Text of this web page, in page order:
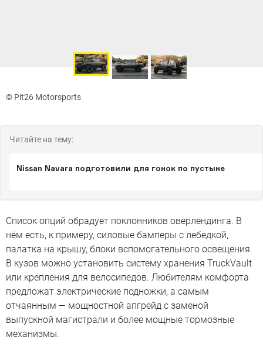
© Pit26 Motorsports
Читайте на тему:
Nissan Navara подготовили для гонок по пустыне
Список опций обрадует поклонников оверлендинга. В
нём есть, к примеру, силовые бамперы с лебедкой,
палатка на крышу, блоки вспомогательного освещения.
В кузов можно установить систему хранения TruckVault
или крепления для велосипедов. Любителям комфорта
предложат электрические подножки, а самым
отчаянным — мощностной апгрейд с заменой
выпускной магистрали и более мощные тормозные
механизмы.